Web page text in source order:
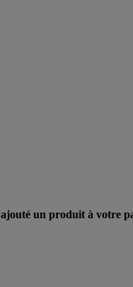
ajouté un produit à votre